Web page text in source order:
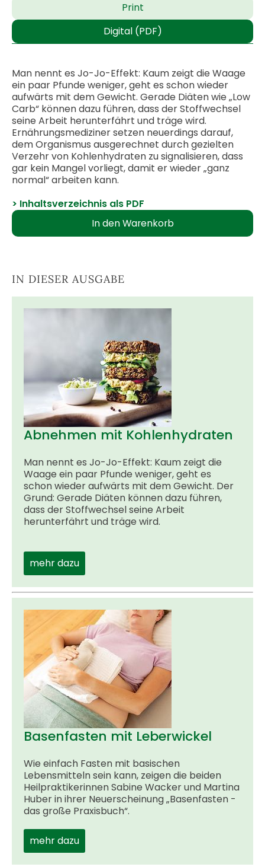
Print
Digital (PDF)
Man nennt es Jo-Jo-Effekt: Kaum zeigt die Waage
ein paar Pfunde weniger, geht es schon wieder
aufwärts mit dem Gewicht. Gerade Diäten wie „Low
Carb“ können dazu führen, dass der Stoffwechsel
seine Arbeit herunterfährt und träge wird.
Ernährungsmediziner setzen neuerdings darauf,
dem Organismus ausgerechnet durch gezielten
Verzehr von Kohlenhydraten zu signalisieren, dass
gar kein Mangel vorliegt, damit er wieder „ganz
normal“ arbeiten kann.
> Inhaltsverzeichnis als PDF
IN DIESER AUSGABE
Abnehmen mit Kohlenhydraten
Man nennt es Jo-Jo-Effekt: Kaum zeigt die
Waage ein paar Pfunde weniger, geht es
schon wieder aufwärts mit dem Gewicht. Der
Grund: Gerade Diäten können dazu führen,
dass der Stoffwechsel seine Arbeit
herunterfährt und träge wird.
mehr dazu
Basenfasten mit Leberwickel
Wie einfach Fasten mit basischen
Lebensmitteln sein kann, zeigen die beiden
Heilpraktikerinnen Sabine Wacker und Martina
Huber in ihrer Neuerscheinung „Basenfasten -
das große Praxisbuch“.
mehr dazu